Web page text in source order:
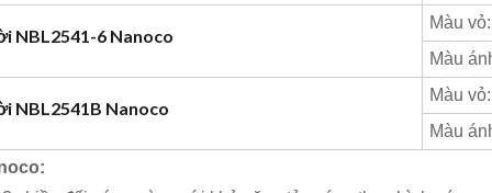
NBL2541-6 Nanoco
Màu vỏ:
Màu
NBL2541B Nanoco
Màu vỏ:
Màu